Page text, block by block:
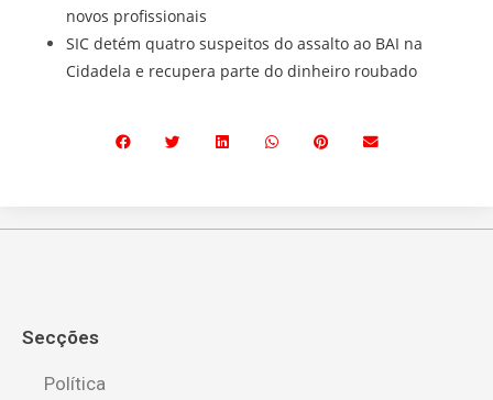
novos profissionais
SIC detém quatro suspeitos do assalto ao BAI na
Cidadela e recupera parte do dinheiro roubado
Secções
Política